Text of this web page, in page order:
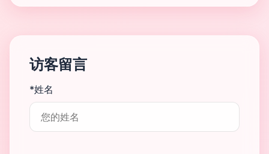
访客留言
*姓名